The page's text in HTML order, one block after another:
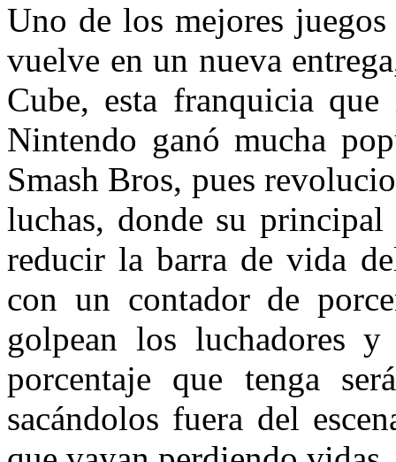
Uno de los mejores
vuelve en un nueva
Cube, esta franquicia
Nintendo ganó mucha
Smash Bros, pues
luchas, donde su
reducir la barra de vida
con un contador de
golpean los luchadores
porcentaje que tenga
sacándolos fuera del